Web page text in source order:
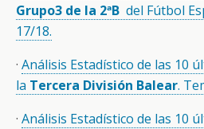
Grupo3 de la 2ªB del Fútbol
17/18.
· Análisis Estadístico de las 10
la Tercera División Balear.
· Análisis Estadístico de las 10